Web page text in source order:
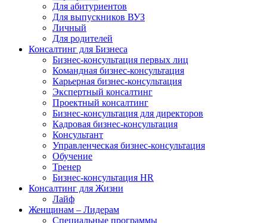
Для абитуриентов
Для выпускников ВУЗ
Личный
Для родителей
Консалтинг для Бизнеса
Бизнес-консультация первых лиц
Командная бизнес-консультация
Карьерная бизнес-консультация
Экспертный консалтинг
Проектный консалтинг
Бизнес-консультация для директоров
Кадровая бизнес-консультация
Консультант
Управленческая бизнес-консультация
Обучение
Тренер
Бизнес-консультация HR
Консалтинг для Жизни
Лайф
Женщинам – Лидерам
Специальные программы